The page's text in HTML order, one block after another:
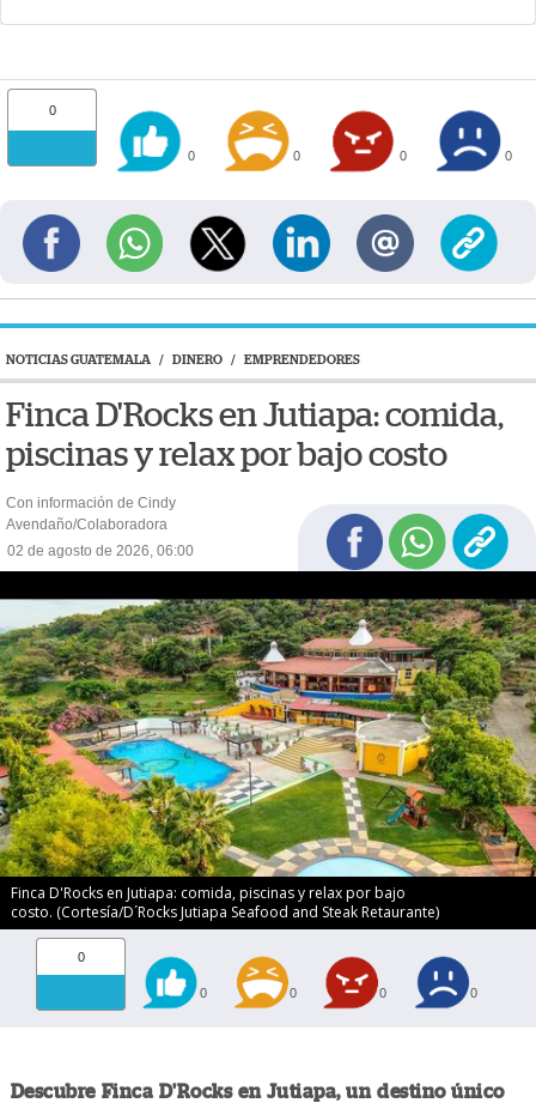
0
0 0 0 0
NOTICIAS GUATEMALA / DINERO / EMPRENDEDORES
Finca D'Rocks en Jutiapa: comida,
piscinas y relax por bajo costo
Con información de Cindy
Avendaño/Colaboradora
02 de agosto de 2026, 06:00
Finca D'Rocks en Jutiapa: comida, piscinas y relax por bajo
costo. (Cortesía/D´Rocks Jutiapa Seafood and Steak Retaurante)
0
0 0 0 0
Descubre Finca D'Rocks en Jutiapa, un destino único